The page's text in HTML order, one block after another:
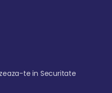
te in Securitate